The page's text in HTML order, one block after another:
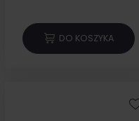
DO KOSZYKA